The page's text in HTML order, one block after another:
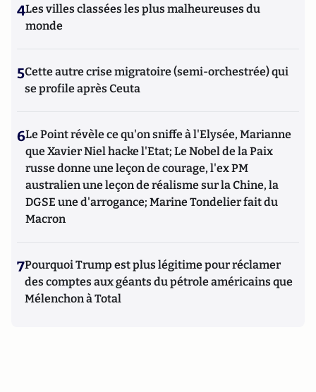
4Les villes classées les plus malheureuses du
monde
5Cette autre crise migratoire (semi-orchestrée) qui
se profile après Ceuta
6Le Point révèle ce qu'on sniffe à l'Elysée, Marianne
que Xavier Niel hacke l'Etat; Le Nobel de la Paix
russe donne une leçon de courage, l'ex PM
australien une leçon de réalisme sur la Chine, la
DGSE une d'arrogance; Marine Tondelier fait du
Macron
7Pourquoi Trump est plus légitime pour réclamer
des comptes aux géants du pétrole américains que
Mélenchon à Total